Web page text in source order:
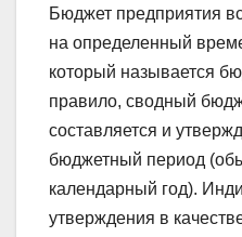
Бюджет предприятия
на определенный
который называется
правило, сводный
составляется и
бюджетный период
календарный год).
утверждения в